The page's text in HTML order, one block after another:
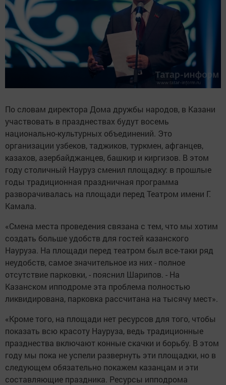
По словам директора Дома дружбы народов, в Казани
участвовать в празднествах будут восемь
национально-культурных объединений. Это
организации узбеков, таджиков, туркмен, афганцев,
казахов, азербайджанцев, башкир и киргизов. В этом
году столичный Науруз сменил площадку: в прошлые
годы традиционная праздничная программа
разворачивалась на площади перед Театром имени Г.
Камала.
«Смена места проведения связана с тем, что мы хотим
создать больше удобств для гостей казанского
Науруза. На площади перед театром был все-таки ряд
неудобств, самое значительное из них - полное
отсутствие парковки, - пояснил Шарипов. - На
Казанском ипподроме эта проблема полностью
ликвидирована, парковка рассчитана на тысячу мест».
«Кроме того, на площади нет ресурсов для того, чтобы
показать всю красоту Науруза, ведь традиционные
празднества включают конные скачки и борьбу. В этом
году мы пока не успели развернуть эти площадки, но в
следующем обязательно покажем казанцам и эти
составляющие праздника. Ресурсы ипподрома